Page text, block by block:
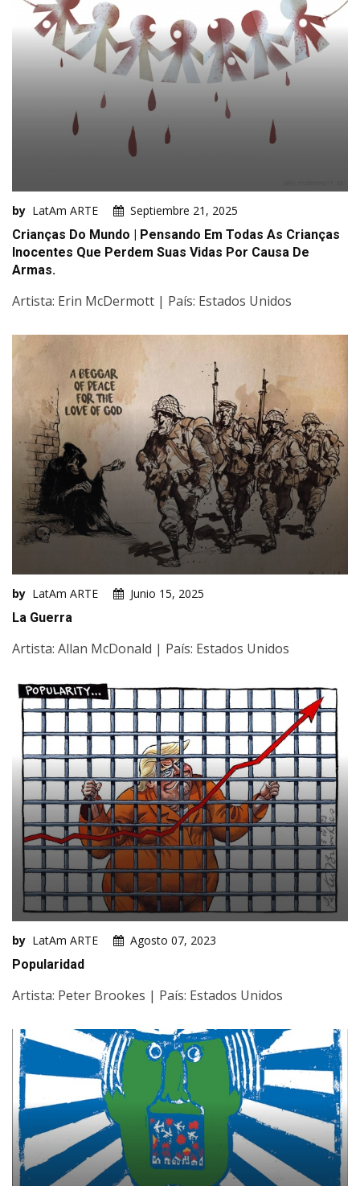
by LatAm ARTE
Septiembre 21, 2025
Crianças Do Mundo | Pensando Em Todas As Crianças
Inocentes Que Perdem Suas Vidas Por Causa De
Armas.
Artista: Erin McDermott | País: Estados Unidos
by LatAm ARTE
Junio 15, 2025
La Guerra
Artista: Allan McDonald | País: Estados Unidos
by LatAm ARTE
Agosto 07, 2023
Popularidad
Artista: Peter Brookes | País: Estados Unidos